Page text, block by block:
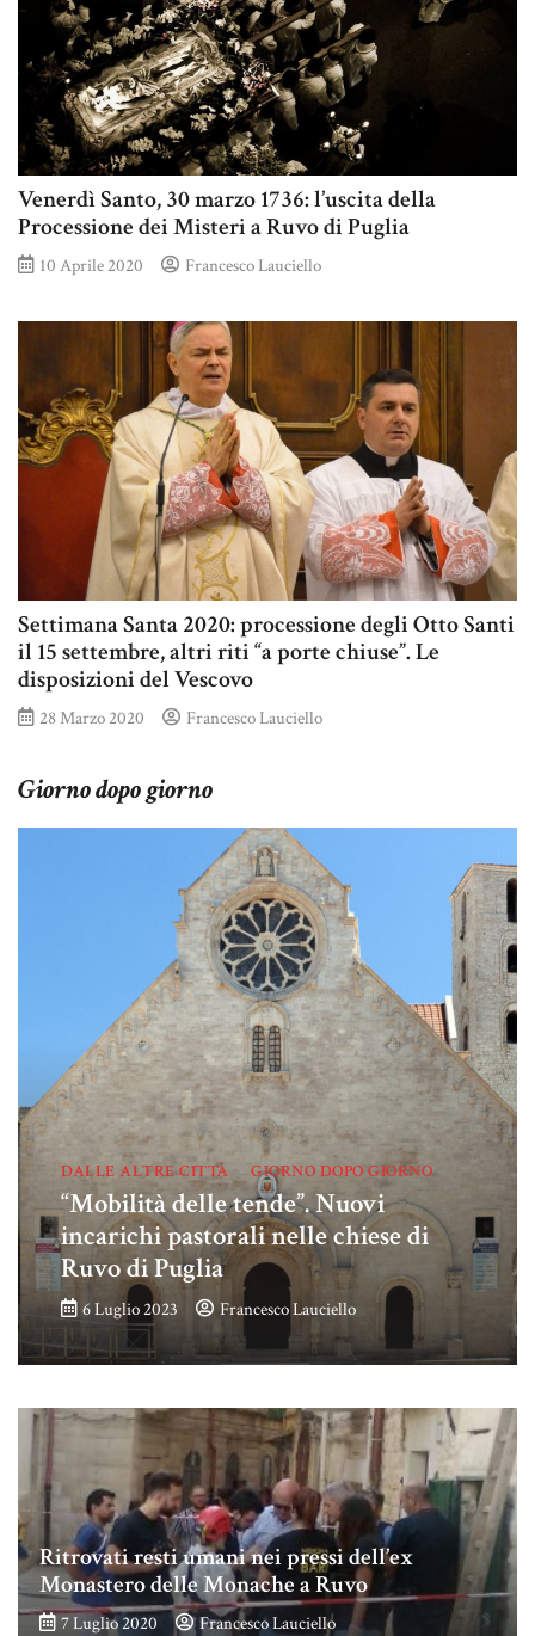
Venerdì Santo, 30 marzo 1736: l’uscita della
Processione dei Misteri a Ruvo di Puglia
10 Aprile 2020 Francesco Lauciello
Settimana Santa 2020: processione degli Otto Santi
il 15 settembre, altri riti “a porte chiuse”. Le
disposizioni del Vescovo
28 Marzo 2020 Francesco Lauciello
Giorno dopo giorno
DALLE ALTRE CITTÀ GIORNO DOPO GIORNO
“Mobilità delle tende”. Nuovi
incarichi pastorali nelle chiese di
Ruvo di Puglia
6 Luglio 2023 Francesco Lauciello
Ritrovati resti umani nei pressi dell’ex
Monastero delle Monache a Ruvo
7 Luglio 2020 Francesco Lauciello